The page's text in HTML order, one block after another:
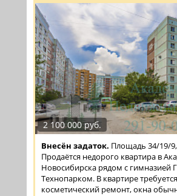
2 100 000 руб.
Внесён задаток. Площадь 34/19/
Продаётся недорого квартира в
Новосибирска рядом с гимназией
Технопарком. В квартире требуется
косметический ремонт, окна